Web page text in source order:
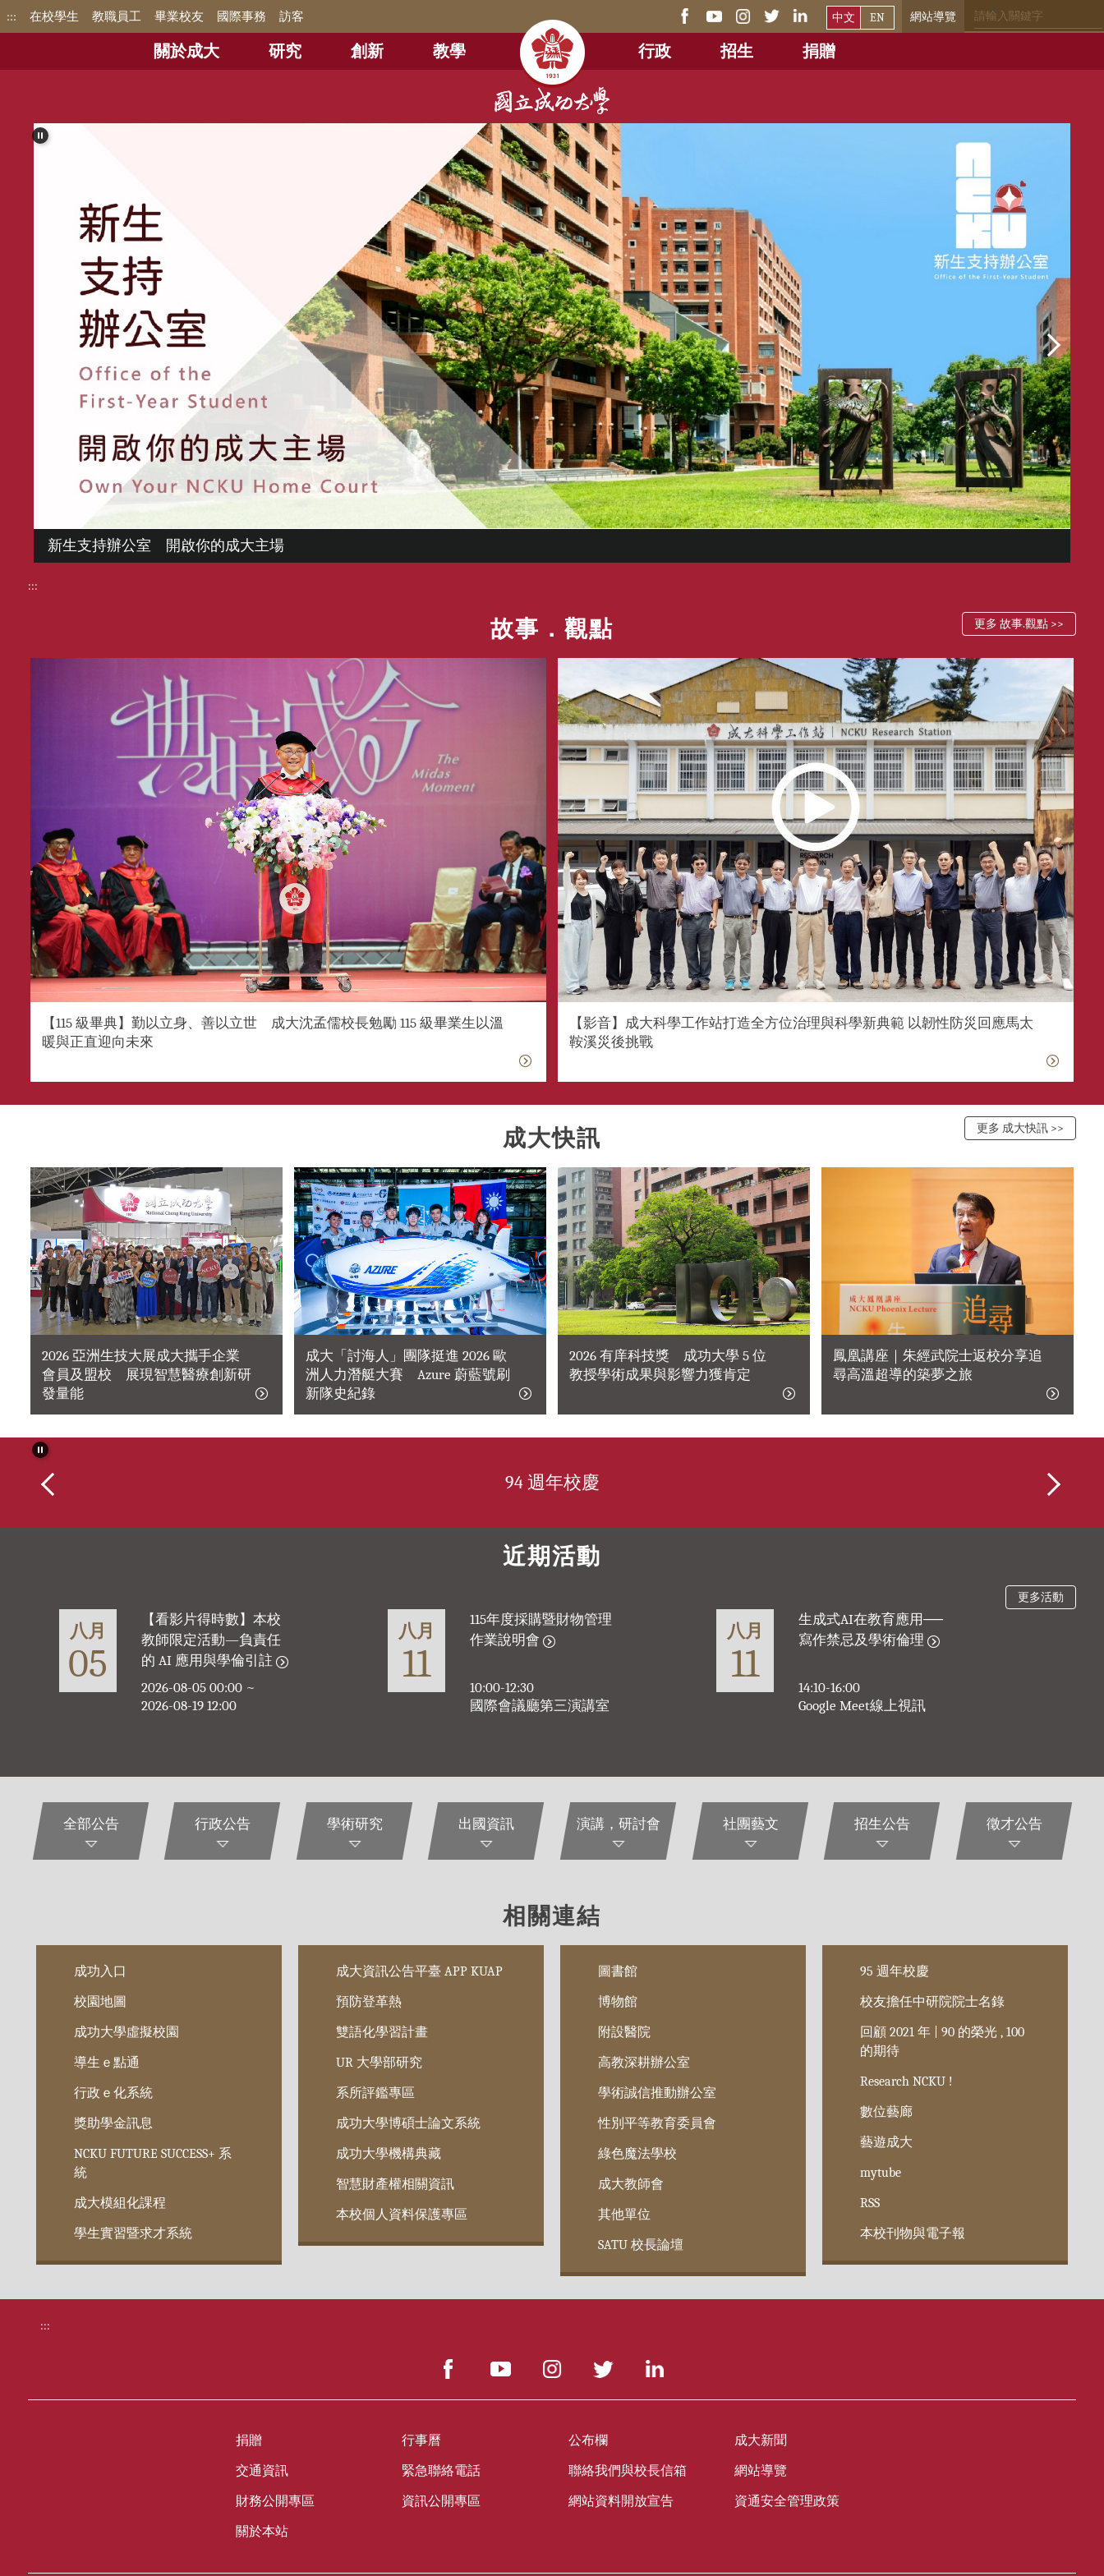
跳
::: 在校學生 教職員工 畢業校友 國際事務 訪客 網站導覽
關於成大 研究 創新 教學 行政 招生 捐贈
中文 EN
新生支持辦公室 開啟你的成大主場
:::
故事．觀點
【115 級畢典】勤以立身、善以立世 成大沈孟儒校長勉勵 115 級畢業生以溫
暖與正直迎向未來
【影音】成大科學工作站打造全方位治理與科學新典範 以韌性防災回應馬太
鞍溪災後挑戰
更多 故事.觀點 >>
成大快訊
2026 亞洲生技大展成大攜手企業
會員及盟校 展現智慧醫療創新研
發量能
成大「討海人」團隊挺進 2026 歐
洲人力潛艇大賽 Azure 蔚藍號刷
新隊史紀錄
2026 有庠科技獎 成功大學 5 位
教授學術成果與影響力獲肯定
鳳凰講座｜朱經武院士返校分享追
尋高溫超導的築夢之旅
更多 成大快訊 >>
94 週年校慶
近期活動
更多活動
全部公告 行政公告 學術研究 出國資訊 演講，研討會 社團藝文 招生公告 徵才公告
相關連結
成功入口
校園地圖
成功大學虛擬校園
導生ｅ點通
行政ｅ化系統
獎助學金訊息
NCKU FUTURE SUCCESS+ 系
統
成大模組化課程
學生實習暨求才系統
成大資訊公告平臺 APP KUAP
預防登革熱
雙語化學習計畫
UR 大學部研究
系所評鑑專區
成功大學博碩士論文系統
成功大學機構典藏
智慧財產權相關資訊
本校個人資料保護專區
圖書館
博物館
附設醫院
高教深耕辦公室
學術誠信推動辦公室
性別平等教育委員會
綠色魔法學校
成大教師會
其他單位
SATU 校長論壇
95 週年校慶
校友擔任中研院院士名錄
回顧 2021 年 | 90 的榮光 , 100
的期待
Research NCKU !
數位藝廊
藝遊成大
mytube
RSS
本校刊物與電子報
:::
捐贈 行事曆 公布欄 成大新聞
交通資訊 緊急聯絡電話 聯絡我們與校長信箱 網站導覽
財務公開專區 資訊公開專區 網站資料開放宣告 資通安全管理政策
關於本站